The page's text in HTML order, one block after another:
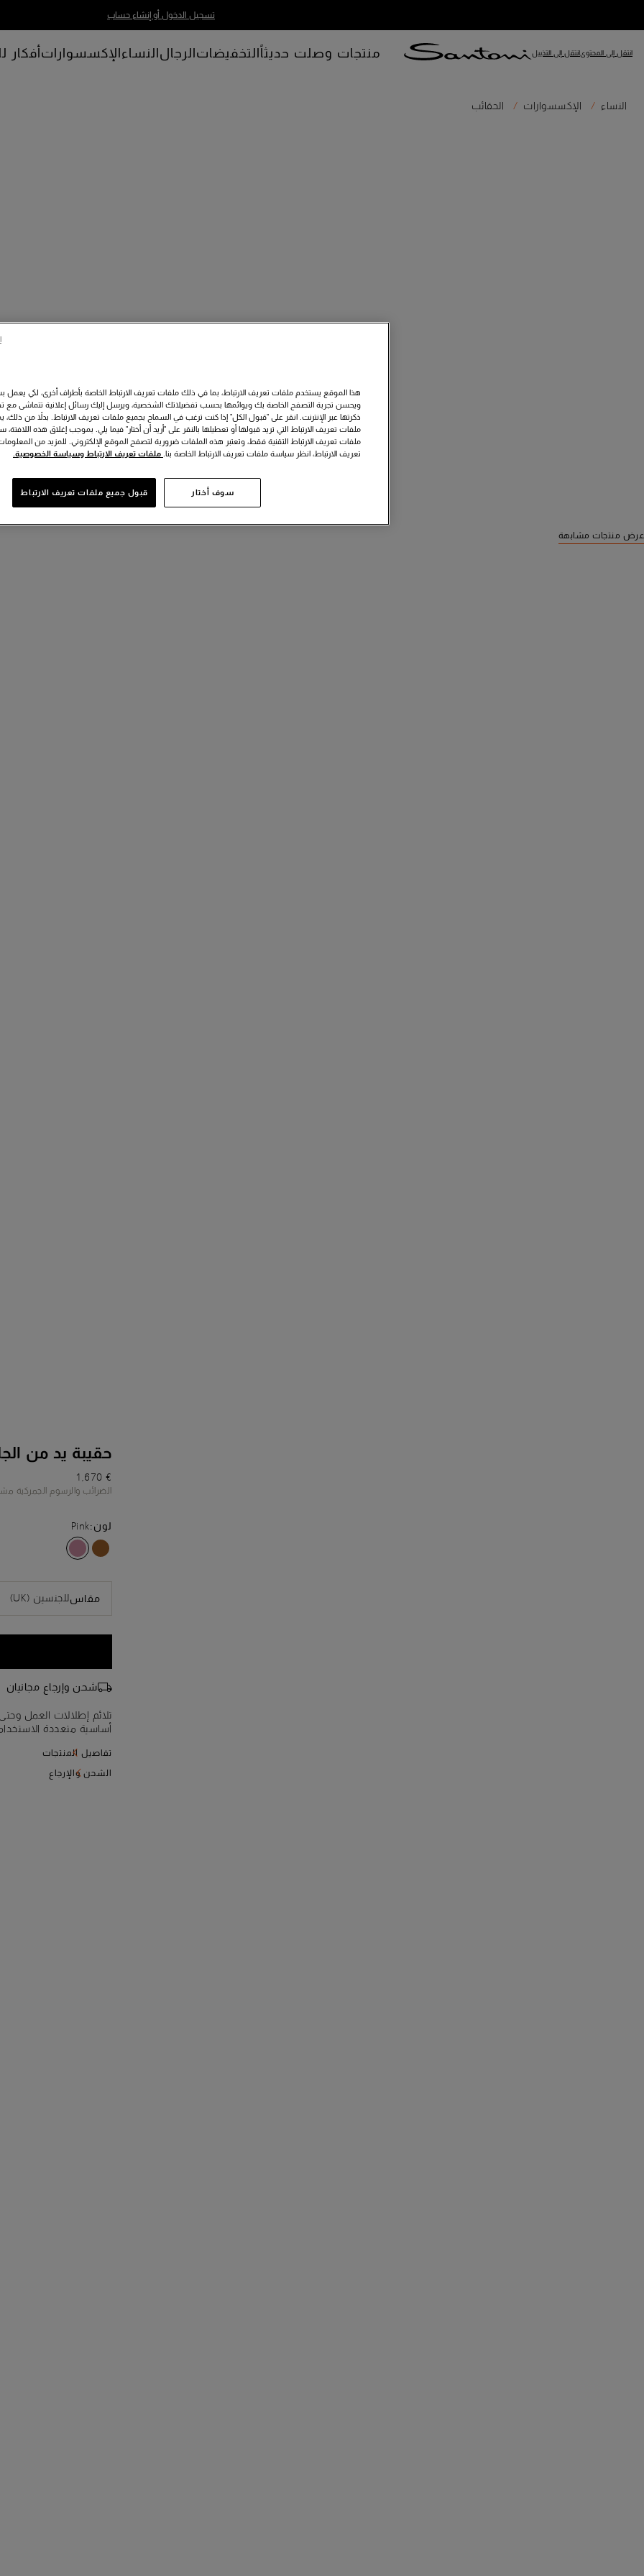
تسجيل الدخول أو إنشاء حساب
انتقل إلى المحتوىانتقل إلى التذييل منتجات وصلت حديثاًالتخفيضاتالرجالالنساءالإكسسواراتأفكار
النساء الإكسسوارات الحقائب
عرض منتجات مشابهة
حقيبة يد من
€ 1,670
الضرائب والرسوم الجمركية
لون:Pink
مقاسللجنسين (UK)
شحن وإرجاع مجانيان
تلائم إطلالات العمل
أساسية متعددة
للتعديل لضمان تنوع
بسحاب.
تفاصيل المنتجات
الشحن والإرجاع
هذا الموقع يستخدم ملفات تعريف الارتباط، بما في ذلك ملفات تعريف الارتباط الخاصة بأطراف أخرى، لكي
ويحسن تجربة التصفح الخاصة بك ويوائمها بحسب تفضيلاتك الشخصية، ويرسل إليك رسائل إعلانية تتماشى مع
ذكرتها عبر الإنترنت. انقر على "قبول الكل" إذا كنت ترغب في السماح بجميع ملفات تعريف الارتباط. بدلاً من ذلك،
ملفات تعريف الارتباط التي تريد قبولها أو تعطيلها بالنقر على "أريد أن أختار" فيما يلي. بموجب إغلاق هذه اللافتة،
ملفات تعريف الارتباط التقنية فقط، وتعتبر هذه الملفات ضرورية لتصفح الموقع الإلكتروني. للمزيد من
تعريف الارتباط، انظر سياسة ملفات تعريف الارتباط الخاصة بنا. ملفات تعريف الارتباط وسياسة الخصوصية.
سوف أختار قبول جميع ملفات تعريف الارتباط